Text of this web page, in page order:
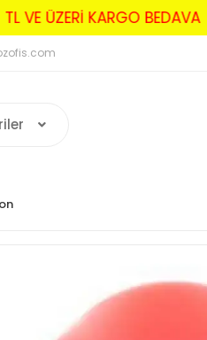
TL VE ÜZERİ KARGO BEDAVA